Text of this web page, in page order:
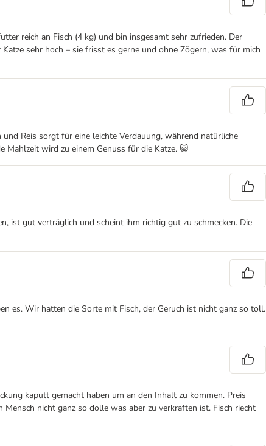
reich an Fisch (4 kg) und bin insgesamt sehr zufrieden. Der
sehr hoch – sie frisst es gerne und ohne Zögern, was für mich
Reis sorgt für eine leichte Verdauung, während natürliche
Mahlzeit wird zu einem Genuss für die Katze. 😺
ist gut verträglich und scheint ihm richtig gut zu schmecken. Die
es. Wir hatten die Sorte mit Fisch, der Geruch ist nicht ganz so toll.
kaputt gemacht haben um an den Inhalt zu kommen. Preis
nicht ganz so dolle was aber zu verkraften ist. Fisch riecht